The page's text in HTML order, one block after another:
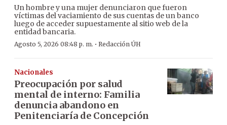
Un hombre y una mujer denunciaron que fueron
víctimas del vaciamiento de sus cuentas de un banco
luego de acceder supuestamente al sitio web de la
entidad bancaria.
Agosto 5, 2026 08:48 p. m. · Redacción ÚH
Nacionales
Preocupación por salud
mental de interno: Familia
denuncia abandono en
Penitenciaría de Concepción